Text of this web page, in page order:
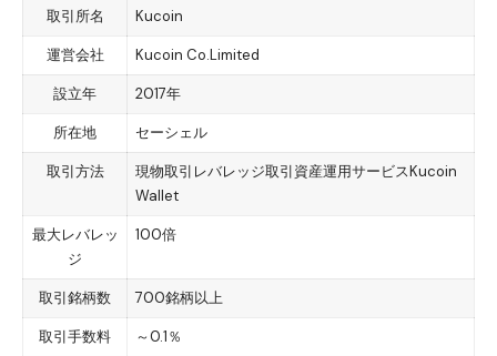
取引所名 Kucoin
運営会社 Kucoin Co.Limited
設立年 2017年
所在地 セーシェル
取引方法
現物取引レバレッジ取引資産運用サービスKucoin
Wallet
最大レバレッ
ジ
100倍
取引銘柄数 700銘柄以上
取引手数料 ～0.1％